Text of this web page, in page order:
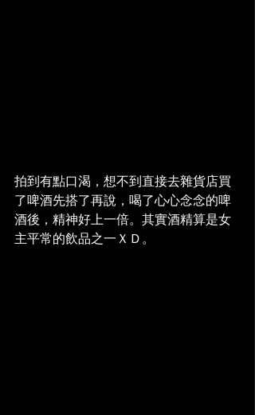
拍到有點口渴，想不到直接去雜貨店買
了啤酒先搭了再說，喝了心心念念的啤
酒後，精神好上一倍。其實酒精算是女
主平常的飲品之一ＸＤ。